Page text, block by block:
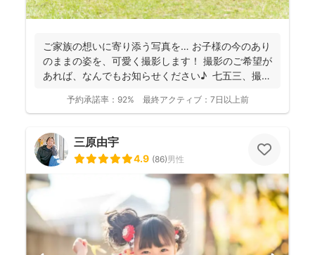
ご家族の想いに寄り添う写真を… お子様の今のあり
のままの姿を、可愛く撮影します！ 撮影のご希望が
あれば、なんでもお知らせください♪ 七五三、撮
予約承諾率： 92% 最終アクティブ： 7日以上前
三原由宇
4.9 (86)男性